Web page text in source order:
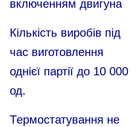
включенням двигуна
Кількість виробів під
час виготовлення
однієї партії до 10 000
од.
Термостатування не